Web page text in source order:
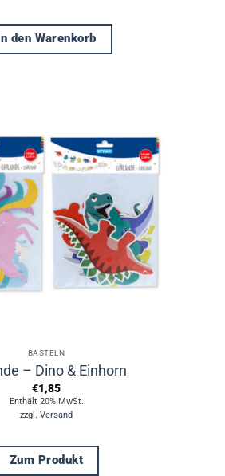
In den Warenkorb
BASTELN
– Dino & Einhorn
€1,85
Enthält 20% MwSt.
zzgl. Versand
Zum Produkt